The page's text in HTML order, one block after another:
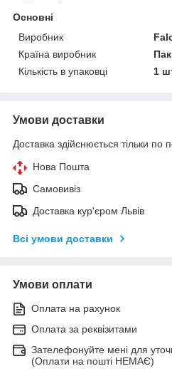
Основні
Виробник
Країна виробник
Кількість в упаковці
1
Умови доставки
Доставка здійснюється тільки по
Нова Пошта
Самовивіз
Доставка кур'єром Львів
Всі умови доставки
Умови оплати
Оплата на рахунок
Оплата за реквізитами
Зателефонуйте мені для
(Оплати на пошті НЕМАЄ)